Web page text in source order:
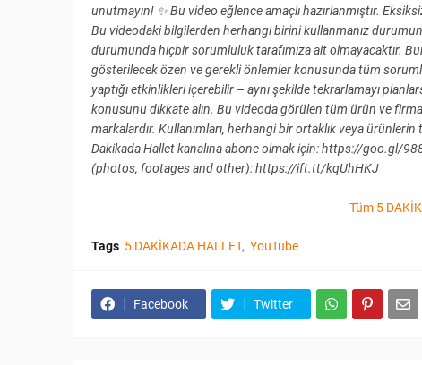
unutmayın! ✨ Bu video eğlence amaçlı hazırlanmıştır.
Bu videodaki bilgilerden herhangi birini kullanmanız
durumunda hiçbir sorumluluk tarafımıza ait olmayacaktır.
gösterilecek özen ve gerekli önlemler konusunda tüm
yaptığı etkinlikleri içerebilir – aynı şekilde tekrarlamayı
konusunu dikkate alın. Bu videoda görülen tüm ürün ve
markalardır. Kullanımları, herhangi bir ortaklık veya ürünlerin
Dakikada Hallet kanalına abone olmak için: https://goo.gl/
(photos, footages and other): https://ift.tt/kqUhHKJ
Tüm 5
Tags 5 DAKİKADA HALLET YouTube
Facebook Twitter